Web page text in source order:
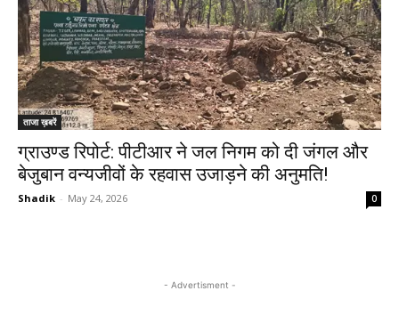
ताजा ख़बरें
ग्राउण्ड रिपोर्ट: पीटीआर ने जल निगम को दी जंगल और
बेजुबान वन्यजीवों के रहवास उजाड़ने की अनुमति!
Shadik - May 24, 2026 0
- Advertisment -